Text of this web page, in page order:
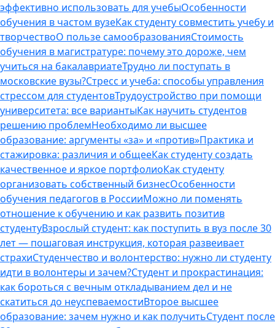
эффективно использовать для учебыОсобенности
обучения в частом вузеКак студенту совместить учебу и
творчествоО пользе самообразованияСтоимость
обучения в магистратуре: почему это дороже, чем
учиться на бакалавриатеТрудно ли поступать в
московские вузы?Стресс и учеба: способы управления
стрессом для студентовТрудоустройство при помощи
университета: все вариантыКак научить студентов
решению проблемНеобходимо ли высшее
образование: аргументы «за» и «против»Практика и
стажировка: различия и общееКак студенту создать
качественное и яркое портфолиоКак студенту
организовать собственный бизнесОсобенности
обучения педагогов в РоссииМожно ли поменять
отношение к обучению и как развить позитив
студентуВзрослый студент: как поступить в вуз после 30
лет — пошаговая инструкция, которая развеивает
страхиСтуденчество и волонтерство: нужно ли cтуденту
идти в волонтеры и зачем?Студент и прокрастинация:
как бороться с вечным откладыванием дел и не
скатиться до неуспеваемостиВторое высшее
образование: зачем нужно и как получитьСтудент после